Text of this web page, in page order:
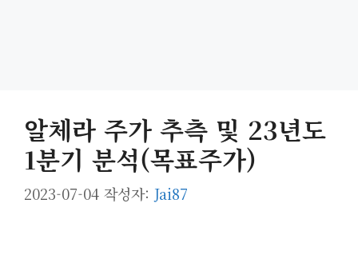
알체라 주가 추측 및 23년도
1분기 분석(목표주가)
2023-07-04 작성자: Jai87